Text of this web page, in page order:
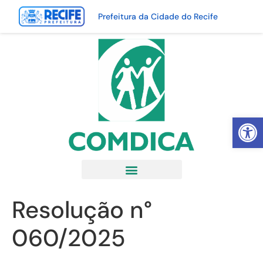
Abrir
Prefeitura da Cidade do Recife
Resolução n°
060/2025